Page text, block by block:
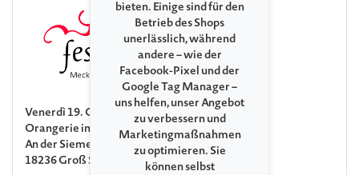
Venerdì 19. Giugno 2026 17:30
Orangerie im Rosenpark Groß Siemen
An der Sieme 13
18236 Groß Siemen
bieten. Einige sind für den
Betrieb des Shops
unerlässlich, während
andere – wie der
Facebook-Pixel und der
Google Tag Manager –
uns helfen, unser Angebot
zu verbessern und
Marketingmaßnahmen
zu optimieren. Sie
können selbst